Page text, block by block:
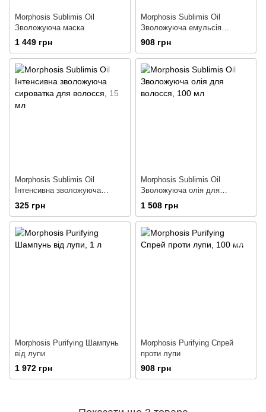
Morphosis Sublimis Oil
Зволожуюча маска
1 449 грн
Morphosis Sublimis Oil
Зволожуюча емульсія
миттєвої дії
908 грн
Morphosis Sublimis Oil
Інтенсивна зволожуюча
сироватка для волосся
325 грн
Morphosis Sublimis Oil
Зволожуюча олія для
волосся
1 508 грн
Morphosis Purifying Шампунь
від лупи
1 972 грн
Morphosis Purifying Спрей
проти лупи
908 грн